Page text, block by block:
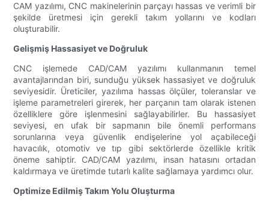
CAM yazılımı, CNC makinelerinin parçayı hassas ve verimli bir
şekilde üretmesi için gerekli takım yollarını ve kodları
oluşturabilir.
Gelişmiş Hassasiyet ve Doğruluk
CNC işlemede CAD/CAM yazılımı kullanmanın temel
avantajlarından biri, sunduğu yüksek hassasiyet ve doğruluk
seviyesidir. Üreticiler, yazılıma hassas ölçüler, toleranslar ve
işleme parametreleri girerek, her parçanın tam olarak istenen
özelliklere göre işlenmesini sağlayabilirler. Bu hassasiyet
seviyesi, en ufak bir sapmanın bile önemli performans
sorunlarına veya güvenlik endişelerine yol açabileceği
havacılık, otomotiv ve tıp gibi sektörlerde özellikle kritik
öneme sahiptir. CAD/CAM yazılımı, insan hatasını ortadan
kaldırmaya ve üretimde tutarlı kalite sağlamaya yardımcı olur.
Optimize Edilmiş Takım Yolu Oluşturma